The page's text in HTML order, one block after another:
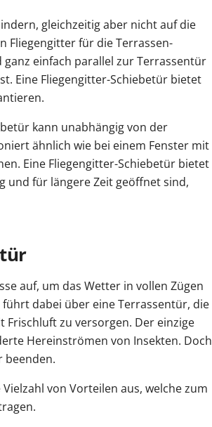
gleichzeitig aber nicht auf die
Fliegengitter für die Terrassen-
einfach parallel zur Terrassentür
Eine Fliegengitter-Schiebetür bietet
kann unabhängig von der
ähnlich wie bei einem Fenster mit
Eine Fliegengitter-Schiebetür bietet
und für längere Zeit geöffnet sind,
auf, um das Wetter in vollen Zügen
dabei über eine Terrassentür, die
Frischluft zu versorgen. Der einzige
Hereinströmen von Insekten. Doch
beenden.
von Vorteilen aus, welche zum